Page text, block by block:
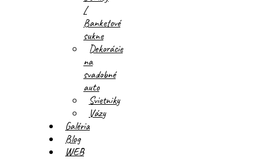
/
Banketové
sukne
Dekorácie
na
svadobné
auto
Svietniky
Vázy
Galéria
Blog
WEB